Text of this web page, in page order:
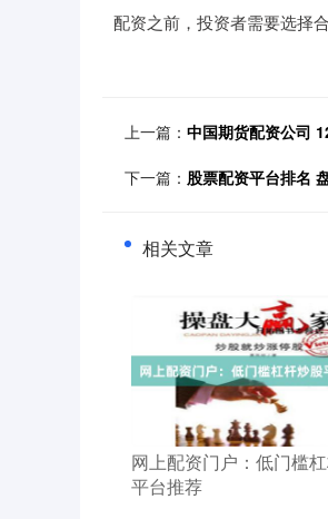
配资之前，投资者需要选择
上一篇： 中国期货配资公司
下一篇： 股票配资平台排名
相关文章
网上配资门户：低门槛
平台推荐